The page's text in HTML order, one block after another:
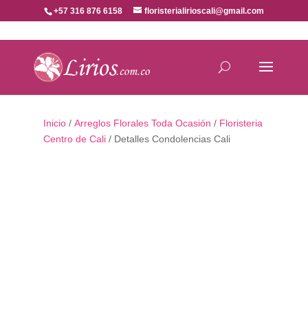
+57 316 876 6158 floristerialirioscali@gmail.com
Inicio/ Arreglos Florales Toda Ocasión / Floristeria
Centro de Cali/ Detalles Condolencias Cali